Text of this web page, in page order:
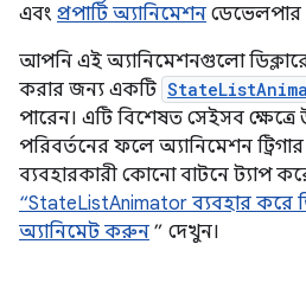
এবং প্রপার্টি অ্যানিমেশন ডেভেলপার
আপনি এই অ্যানিমেশনগুলো
করার জন্য একটি
পারেন। এটি বিশেষত সেইসব
পরিবর্তনের ফলে অ্যানিমেশন
ব্যবহারকারী কোনো বাটনে ট্যাপ
“StateListAnimator ব্যবহার করে
অ্যানিমেট করুন ” দেখুন।